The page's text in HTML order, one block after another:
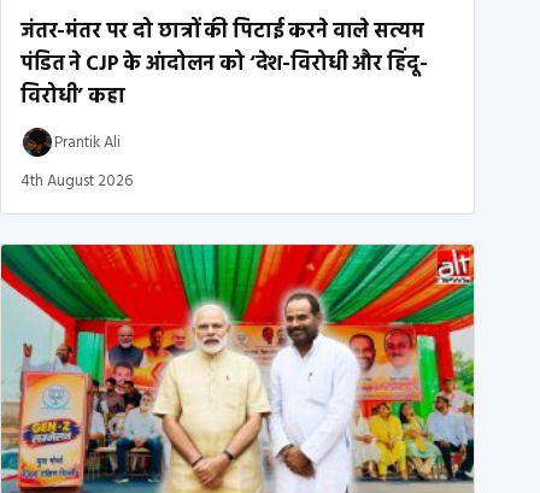
जंतर-मंतर पर दो छात्रों की पिटाई करने वाले सत्यम
पंडित ने CJP के आंदोलन को ‘देश-विरोधी और हिंदू-
विरोधी’ कहा
Prantik Ali
4th August 2026